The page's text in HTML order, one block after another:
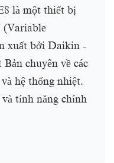
là một thiết bị
(Variable
xuất bởi Daikin -
chuyên về các
hệ thống nhiệt.
tính năng chính